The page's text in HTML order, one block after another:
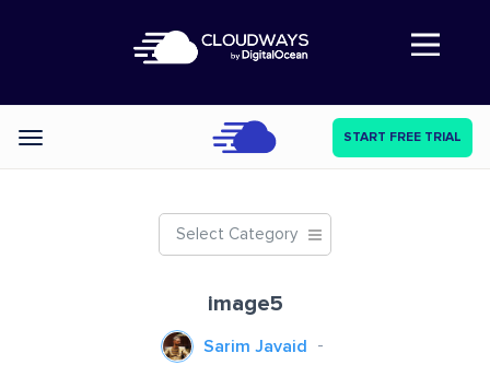
Abre a navegação
Categories START FREE TRIAL
Select Category
image5
Sarim Javaid